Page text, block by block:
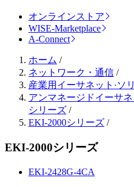
オンラインストア
WISE-Marketplace
A-Connect
ホーム /
ネットワーク・通信 /
産業用イーサネット·ソ
アンマネージドイーサ
シリーズ /
EKI-2000シリーズ /
EKI-2000シリーズ
EKI-2428G-4CA